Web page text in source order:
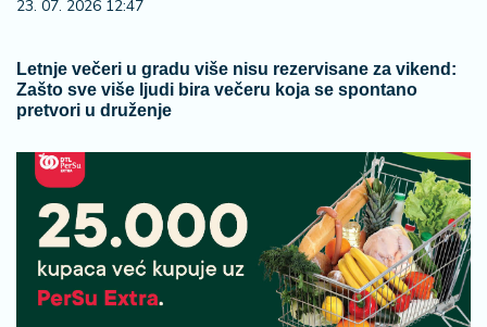
23. 07. 2026 12:47
Letnje večeri u gradu više nisu rezervisane za vikend:
Zašto sve više ljudi bira večeru koja se spontano
pretvori u druženje